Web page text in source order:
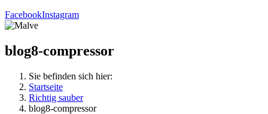
FacebookInstagram
blog8-com­pres­sor
Sie befinden sich hier:
Startseite
Rich­tig sauber
blog8-com­pres­sor